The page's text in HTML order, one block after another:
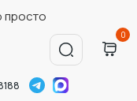
просто
0